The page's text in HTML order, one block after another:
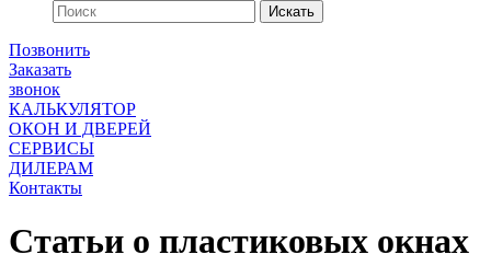
Позвонить
Заказать
звонок
КАЛЬКУЛЯТОР
ОКОН И ДВЕРЕЙ
СЕРВИСЫ
ДИЛЕРАМ
Контакты
Статьи о пластиковых окнах